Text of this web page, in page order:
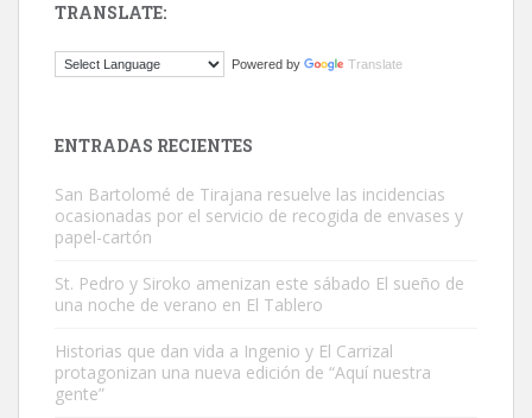
Este gato macho ha aparecido en la calle hace menos de un mes,
Busco adopción responsable para mi perra. Pastor alemán,
hembra, 4 años. Por motivos personales ...
Leales.org » Gran Canaria
TRANSLATE:
Powered by Translate
ENTRADAS RECIENTES
San Bartolomé de Tirajana resuelve las incidencias
ocasionadas por el servicio de recogida de envases y
papel-cartón
St. Pedro y Siroko amenizan este sábado El sueño de
una noche de verano en El Tablero
Historias que dan vida a Ingenio y El Carrizal
protagonizan una nueva edición de “Aquí nuestra
gente”